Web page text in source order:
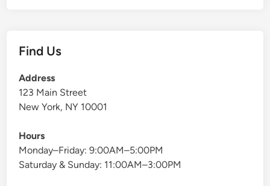
Find Us
Address
123 Main Street
New York, NY 10001
Hours
Monday–Friday: 9:00AM–5:00PM
Saturday & Sunday: 11:00AM–3:00PM